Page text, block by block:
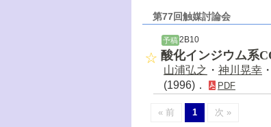
第77回触媒討論会
予稿 2B10
酸化インジウム系
山浦弘之 ・ 神川晃幸 ・
(1996)．
PDF
« 前 1 次 »